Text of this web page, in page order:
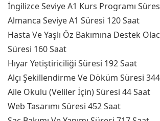
İngilizce Seviye A1 Kurs Programı
Almanca Seviye A1 Süresi 120 Saat
Hasta Ve Yaşlı Öz Bakımına Destek
Süresi 160 Saat
Hıyar Yetiştiriciliği Süresi 192 Saat
Alçı Şekillendirme Ve Döküm Süresi
Aile Okulu (Veliler İçin) Süresi 44 Saat
Web Tasarımı Süresi 452 Saat